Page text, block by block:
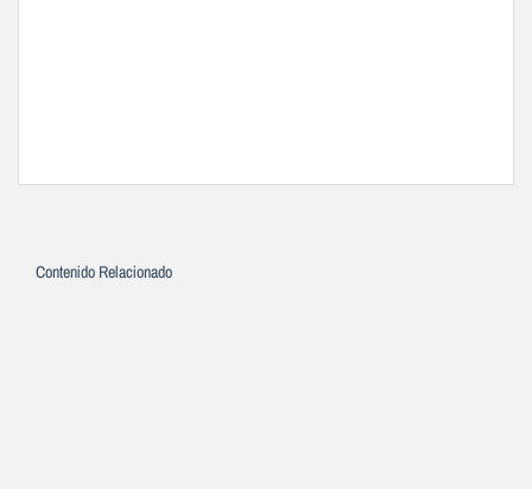
Contenido Relacionado